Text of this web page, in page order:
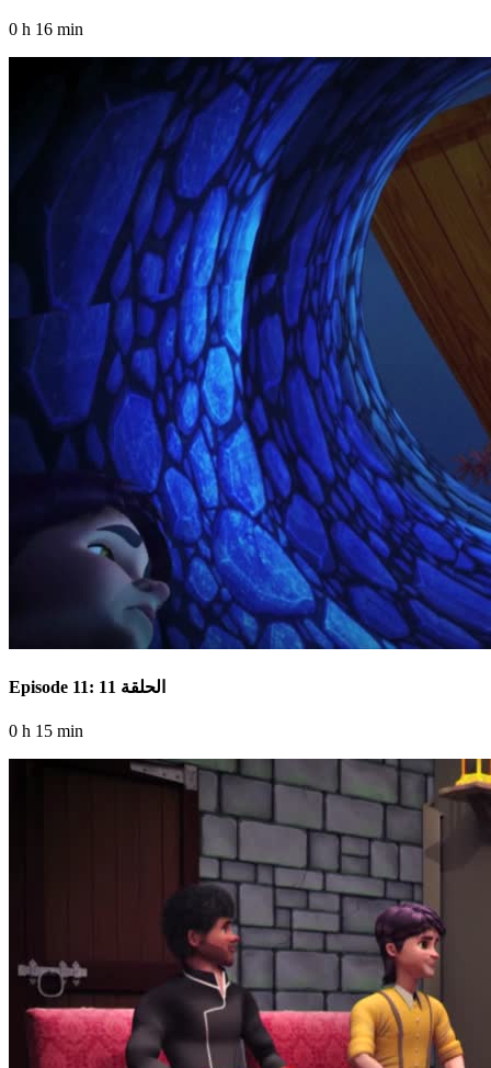
0 h 16 min
Episode 11: الحلقة 11
0 h 15 min